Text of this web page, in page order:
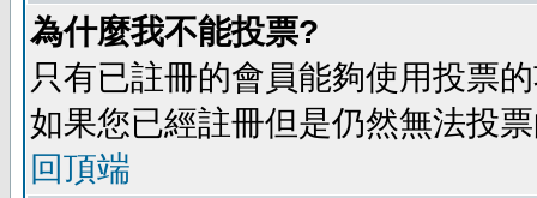
為什麼我不能投票?
只有已註冊的會員能夠使用投票
如果您已經註冊但是仍然無法投
回頂端